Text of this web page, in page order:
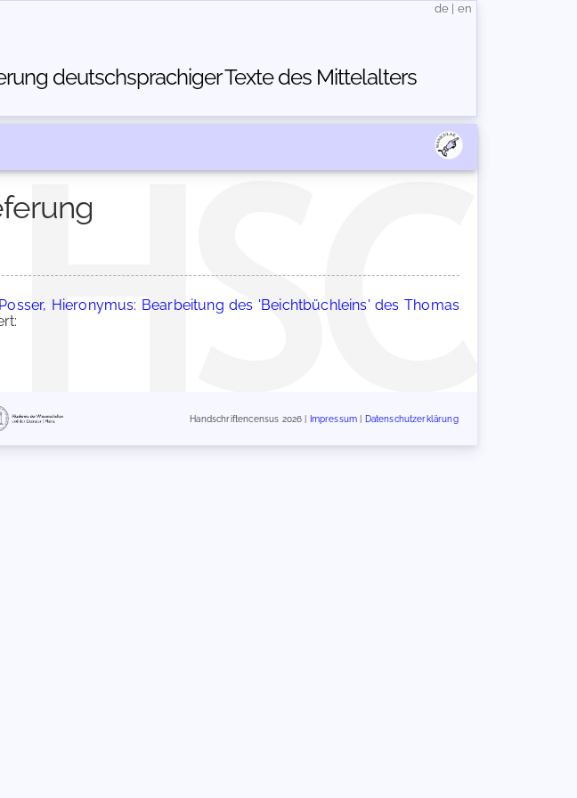
deutschsprachiger Texte des Mittelalters
de en
Posser, Hieronymus: Bearbeitung des 'Beichtbüchleins' des Thomas
Handschriftencensus 2026 | Impressum Datenschutzerklärung